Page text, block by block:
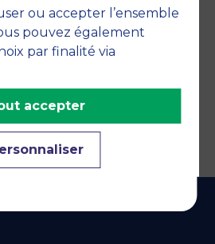
ou accepter l’ensemble
pouvez également
par finalité via
accepter